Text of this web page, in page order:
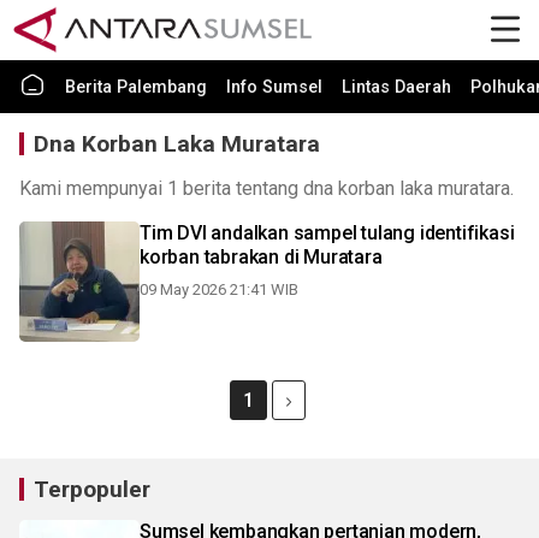
Berita Palembang Info Sumsel Lintas Daerah
Dna Korban Laka Muratara
Kami mempunyai 1 berita tentang dna korban laka muratara.
Tim DVI andalkan sampel tulang identifikasi
korban tabrakan di Muratara
09 May 2026 21:41 WIB
1
Terpopuler
Sumsel kembangkan pertanian modern,